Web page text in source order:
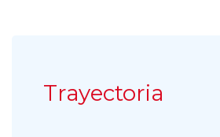
Trayectoria